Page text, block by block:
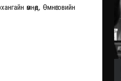
өмнөд, Өмнөговийн